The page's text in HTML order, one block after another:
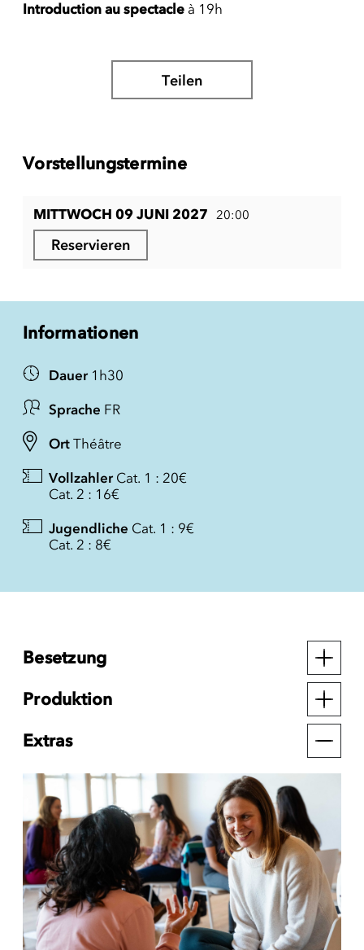
Introduction au spectacle à 19h
Teilen
Vorstellungstermine
MITTWOCH 09 JUNI 2027 20:00
Reservieren
Informationen
Dauer 1h30
Sprache FR
Ort Théâtre
Vollzahler Cat. 1 : 20€
Cat. 2 : 16€
Jugendliche Cat. 1 : 9€
Cat. 2 : 8€
Besetzung
Produktion
Extras